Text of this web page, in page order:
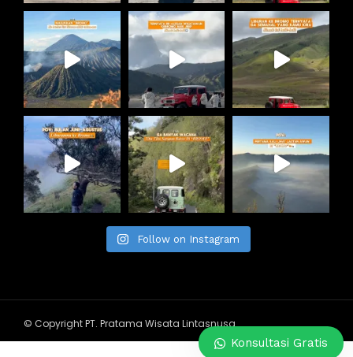
Follow on Instagram
© Copyright PT. Pratama Wisata Lintasnusa
Konsultasi Gratis